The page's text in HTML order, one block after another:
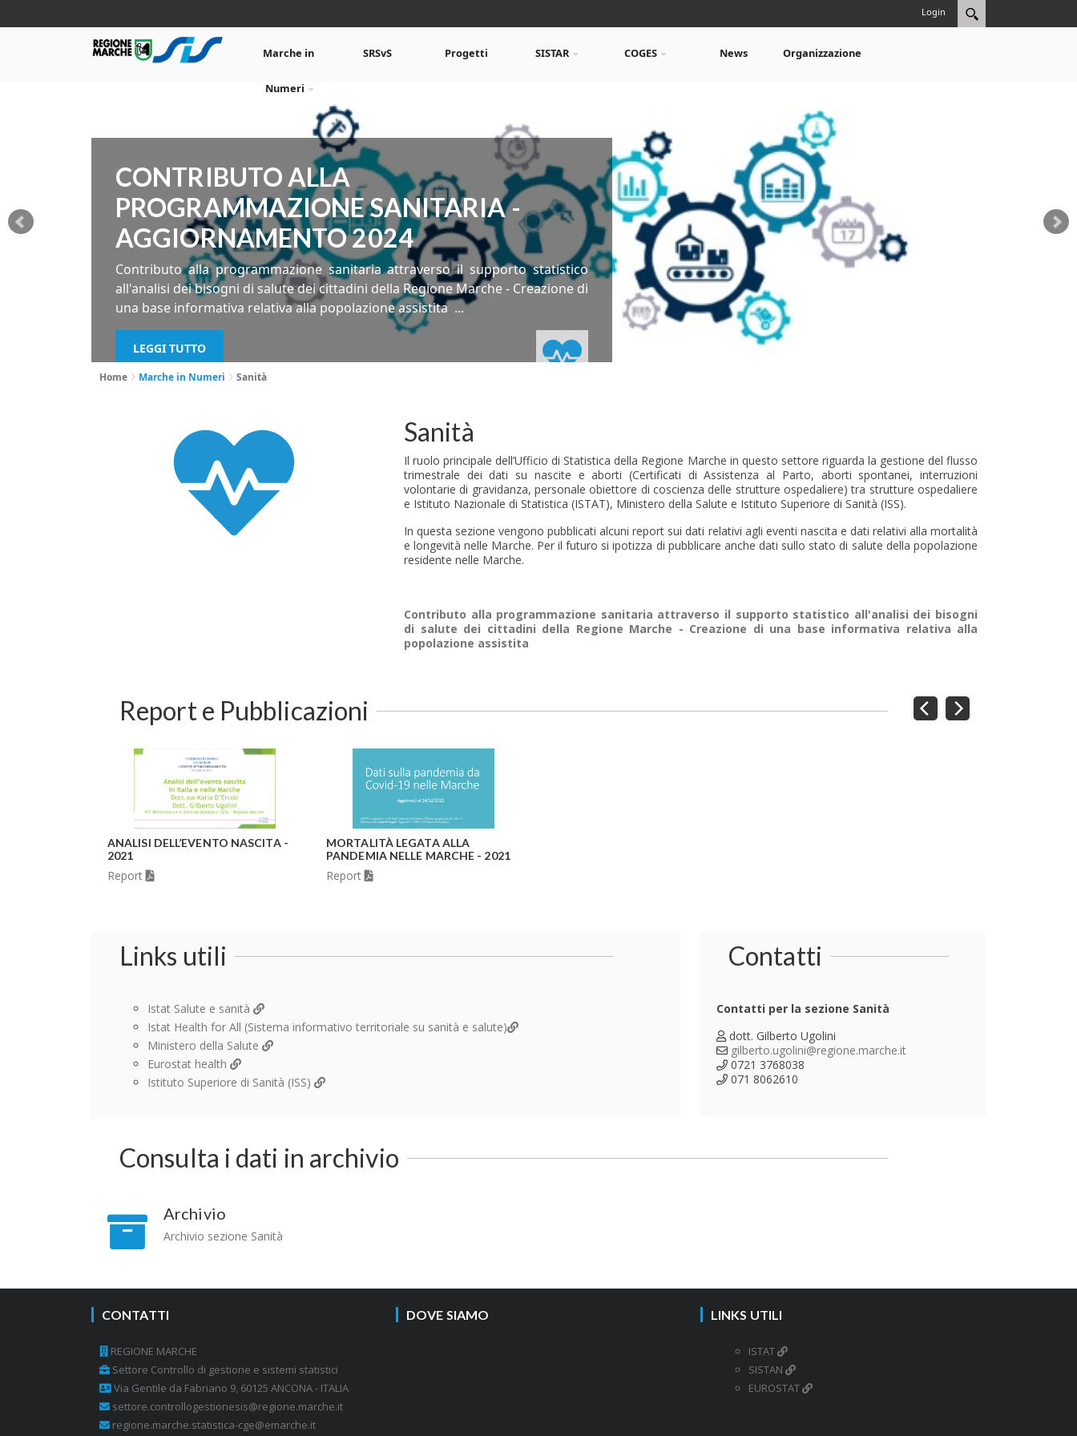
Login
Marche in
Numeri
SRSvS Progetti SISTAR COGES News Organizzazione
CONTRIBUTO ALLA
PROGRAMMAZIONE SANITARIA -
AGGIORNAMENTO 2024
Contributo alla programmazione sanitaria attraverso il supporto statistico
all'analisi dei bisogni di salute dei cittadini della Regione Marche - Creazione di
una base informativa relativa alla popolazione assistita ...
LEGGI TUTTO
Home Marche in Numeri Sanità
Sanità
Il ruolo principale dell’Ufficio di Statistica della Regione Marche in questo settore riguarda la gestione del flusso
trimestrale dei dati su nascite e aborti (Certificati di Assistenza al Parto, aborti spontanei, interruzioni
volontarie di gravidanza, personale obiettore di coscienza delle strutture ospedaliere) tra strutture ospedaliere
e Istituto Nazionale di Statistica (ISTAT), Ministero della Salute e Istituto Superiore di Sanità (ISS).
In questa sezione vengono pubblicati alcuni report sui dati relativi agli eventi nascita e dati relativi alla mortalità
e longevità nelle Marche. Per il futuro si ipotizza di pubblicare anche dati sullo stato di salute della popolazione
residente nelle Marche.
Contributo alla programmazione sanitaria attraverso il supporto statistico all'analisi dei bisogni
di salute dei cittadini della Regione Marche - Creazione di una base informativa relativa alla
popolazione assistita
Report e Pubblicazioni
ANALISI DELL’EVENTO NASCITA -
2021
Report
MORTALITÀ LEGATA ALLA
PANDEMIA NELLE MARCHE - 2021
Report
Links utili
Istat Salute e sanità
Istat Health for All (Sistema informativo territoriale su sanità e salute)
Ministero della Salute
Eurostat health
Istituto Superiore di Sanità (ISS)
Contatti
Contatti per la sezione Sanità
dott. Gilberto Ugolini
gilberto.ugolini@regione.marche.it
0721 3768038
071 8062610
Consulta i dati in archivio
Archivio
Archivio sezione Sanità
CONTATTI
REGIONE MARCHE
Settore Controllo di gestione e sistemi statistici
Via Gentile da Fabriano 9, 60125 ANCONA - ITALIA
settore.controllogestionesis@regione.marche.it
regione.marche.statistica-cge@emarche.it
DOVE SIAMO LINKS UTILI
ISTAT
SISTAN
EUROSTAT